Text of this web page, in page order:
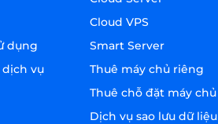
dụng
dịch vụ
Cloud VPS
Smart Server
Thuê máy chủ riêng
Thuê chỗ đặt máy chủ
Dịch vụ sao lưu dữ liệu